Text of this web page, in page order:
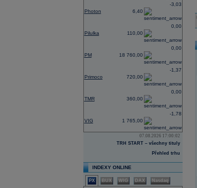
Photon 6,40
-3,03
Pilulka 110,00
0,00
PM 18 760,00
0,00
Primoco 720,00
-1,37
TMR 360,00
0,00
VIG 1 765,00
-1,78
07.08.2026 17:00:02
TRH START – všechny tituly
Přehled trhu
INDEXY ONLINE
PX BUX WIG DAX Nasdaq